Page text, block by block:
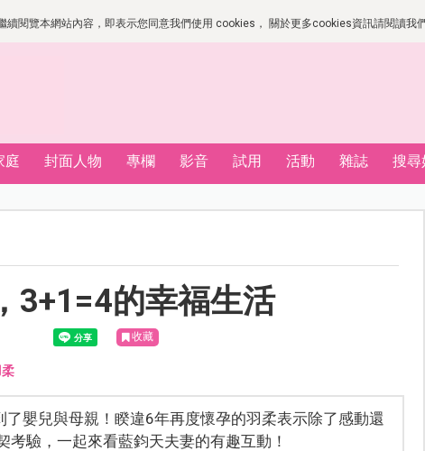
閱覽本網站內容，即表示您同意我們使用 cookies， 關於更多cookies資訊請閱讀我
庭 封面人物 專欄 影音 試用 活動 雜誌 搜尋
3+1=4的幸福生活
收藏
柔
嬰兒與母親！睽違6年再度懷孕的羽柔表示除了感動還
驗，一起來看藍鈞天夫妻的有趣互動！